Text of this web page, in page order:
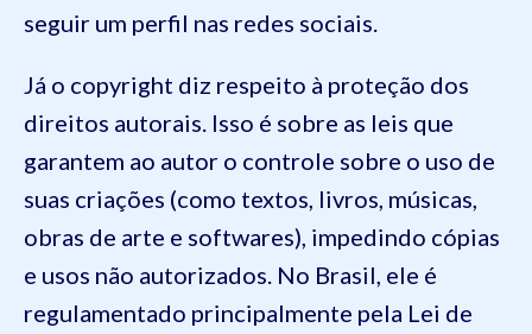
seguir um perfil nas redes sociais.
Já o copyright diz respeito à proteção dos
direitos autorais. Isso é sobre as leis que
garantem ao autor o controle sobre o uso de
suas criações (como textos, livros, músicas,
obras de arte e softwares), impedindo cópias
e usos não autorizados. No Brasil, ele é
regulamentado principalmente pela Lei de